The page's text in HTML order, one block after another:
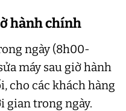
hành chính
ngày (8h00-
máy sau giờ hành
cho các khách hàng
gian trong ngày.